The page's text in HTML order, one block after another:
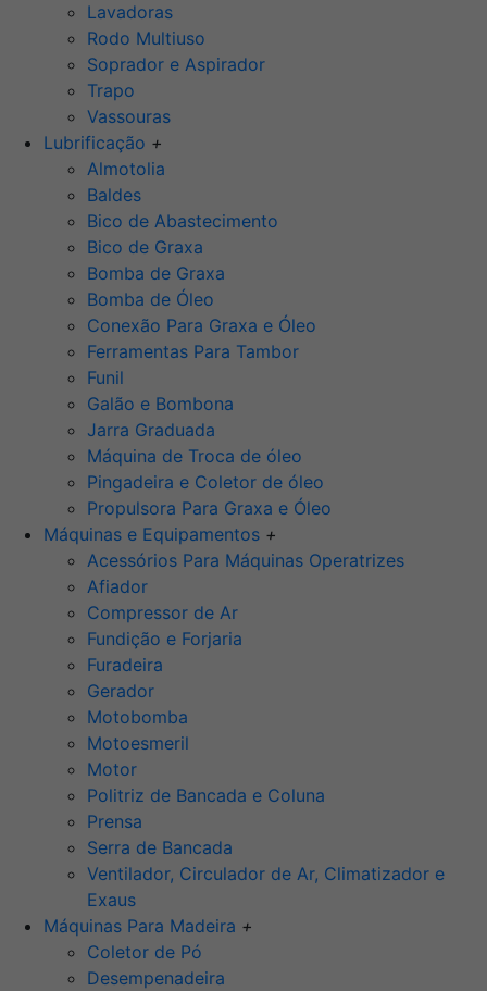
Lavadoras
Rodo Multiuso
Soprador e Aspirador
Trapo
Vassouras
Lubrificação +
Almotolia
Baldes
Bico de Abastecimento
Bico de Graxa
Bomba de Graxa
Bomba de Óleo
Conexão Para Graxa e Óleo
Ferramentas Para Tambor
Funil
Galão e Bombona
Jarra Graduada
Máquina de Troca de óleo
Pingadeira e Coletor de óleo
Propulsora Para Graxa e Óleo
Máquinas e Equipamentos +
Acessórios Para Máquinas Operatrizes
Afiador
Compressor de Ar
Fundição e Forjaria
Furadeira
Gerador
Motobomba
Motoesmeril
Motor
Politriz de Bancada e Coluna
Prensa
Serra de Bancada
Ventilador, Circulador de Ar, Climatizador e
Exaus
Máquinas Para Madeira +
Coletor de Pó
Desempenadeira